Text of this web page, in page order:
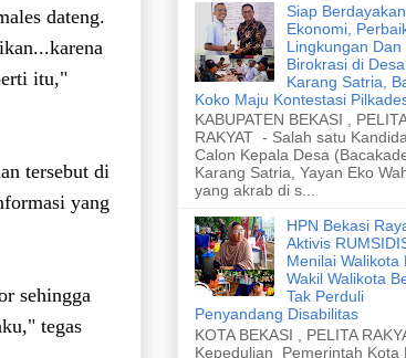
dateng.
itu,"
tersebut di
yang
sehingga
tegas
Siap Berdayakan
Ekonomi,
Lingkungan Dan
Birokrasi di Desa
Karang Satria,
Koko Maju Kontestasi
KABUPATEN BEKASI , PELITA
RAKYAT - Salah satu
Calon Kepala Desa
Karang Satria, Yayan Eko
yang akrab di s...
HPN Bekasi
Aktivis
Menilai Walikota
Wakil Walikota
Tak Perduli
Penyandang Disabilitas
KOTA BEKASI , PELITA
Kepedulian Pemerintah Kota